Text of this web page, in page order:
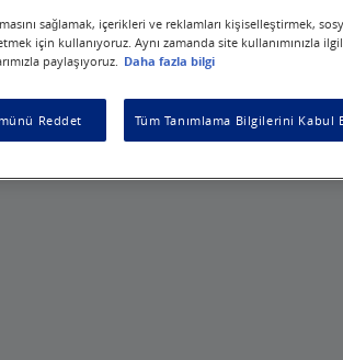
sağlamak, içerikleri ve reklamları kişiselleştirmek,
için kullanıyoruz. Aynı zamanda site kullanımınızla
paylaşıyoruz. Daha fazla bilgi
Reddet Tüm Tanımlama Bilgilerini Kabul